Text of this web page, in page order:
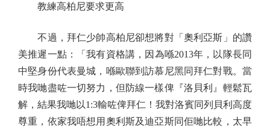
教練高柏尼要求更高
不過，拜仁少帥高柏尼卻想將對「奧利亞斯」的讚
美推遲一點：「我有資格講，因為喺2013年，以隊長同
中堅身份代表曼城，喺歐聯到訪慕尼黑同拜仁對戰。當
時我哋盡咗一切努力，但防線一樣俾『洛貝利』輕鬆瓦
解，結果我哋以1:3輸咗俾拜仁！我對洛賓同列貝利高度
尊重，依家我唔想用奧利斯及迪亞斯同佢哋比較，太早